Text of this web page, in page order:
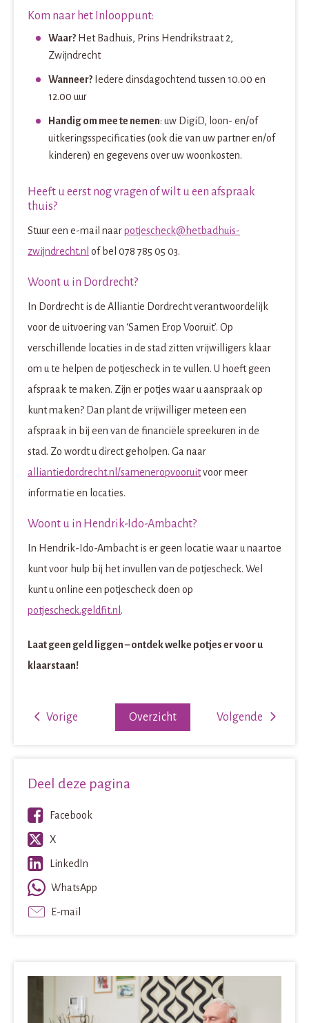
Kom naar het Inlooppunt:
Waar? Het Badhuis, Prins Hendrikstraat 2,
Zwijndrecht
Wanneer? Iedere dinsdagochtend tussen 10.00 en
12.00 uur
Handig om mee te nemen: uw DigiD, loon- en/of
uitkeringsspecificaties (ook die van uw partner en/of
kinderen) en gegevens over uw woonkosten.
Heeft u eerst nog vragen of wilt u een afspraak
thuis?
Stuur een e-mail naarpotjescheck@hetbadhuis-
zwijndrecht.nl of bel 078 785 05 03.
Woont u in Dordrecht?
In Dordrecht is de Alliantie Dordrecht verantwoordelijk
voor de uitvoering van ‘Samen Erop Vooruit’. Op
verschillende locaties in de stad zitten vrijwilligers klaar
om u te helpen de potjescheck in te vullen. U hoeft geen
afspraak te maken. Zijn er potjes waar u aanspraak op
kunt maken? Dan plant de vrijwilliger meteen een
afspraak in bij een van de financiële spreekuren in de
stad. Zo wordt u direct geholpen. Ga naar
alliantiedordrecht.nl/sameneropvooruitvoor meer
informatie en locaties.
Woont u in Hendrik-Ido-Ambacht?
In Hendrik-Ido-Ambacht is er geen locatie waar u naartoe
kunt voor hulp bij het invullen van de potjescheck. Wel
kunt u online een potjescheck doen op
potjescheck.geldfit.nl .
Laat geen geld liggen – ontdek welke potjes er voor u
klaarstaan!
Volgende
Overzicht
Vorige
Deel deze pagina
Facebook
X
LinkedIn
WhatsApp
E-mail